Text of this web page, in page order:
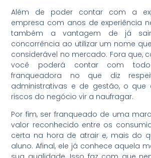
Além de poder contar com a
empresa com anos de experiência
também a vantagem de já
concorrência ao utilizar um nome
considerável no mercado. Fora que,
você poderá contar com
franqueadora no que diz
administrativas e de gestão, o que
riscos do negócio vir a naufragar.
Por fim, ser franqueado de uma
valor reconhecido entre os
certa na hora de atrair e, mais do
aluno. Afinal, ele já conhece aquela